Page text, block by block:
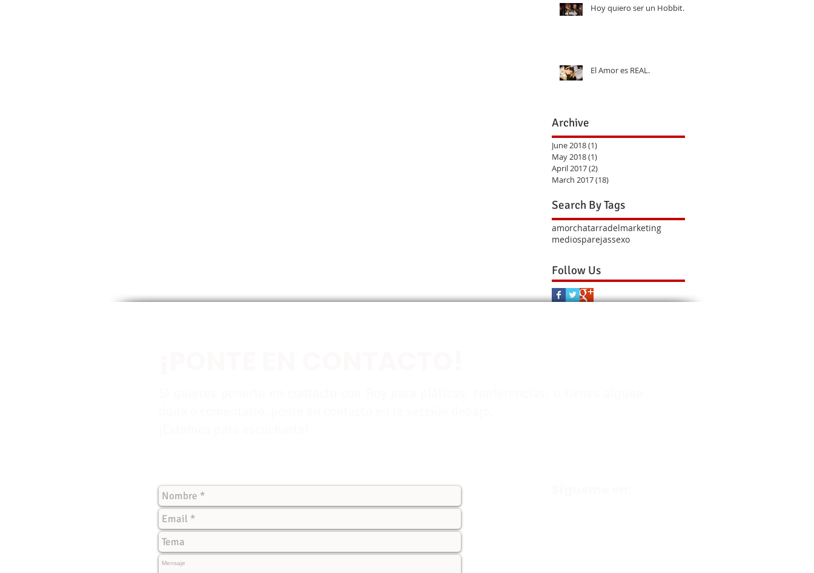
Hoy quiero ser un Hobbit.
El Amor es REAL.
Archive
June 2018(1)
May 2018(1)
April 2017(2)
March 2017(18)
Search By Tags
amorchatarradelmarketing
mediosparejassexo
Follow Us